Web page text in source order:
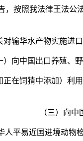
按照我法律王法公法
华水产物实施进口
中国出口养殖、野
饲猜中添加）利用
（三）向中国
易近国进境动物检